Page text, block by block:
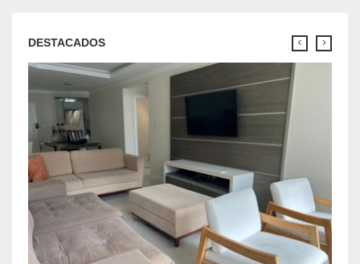
DESTACADOS